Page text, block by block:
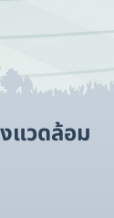
แวดล้อม